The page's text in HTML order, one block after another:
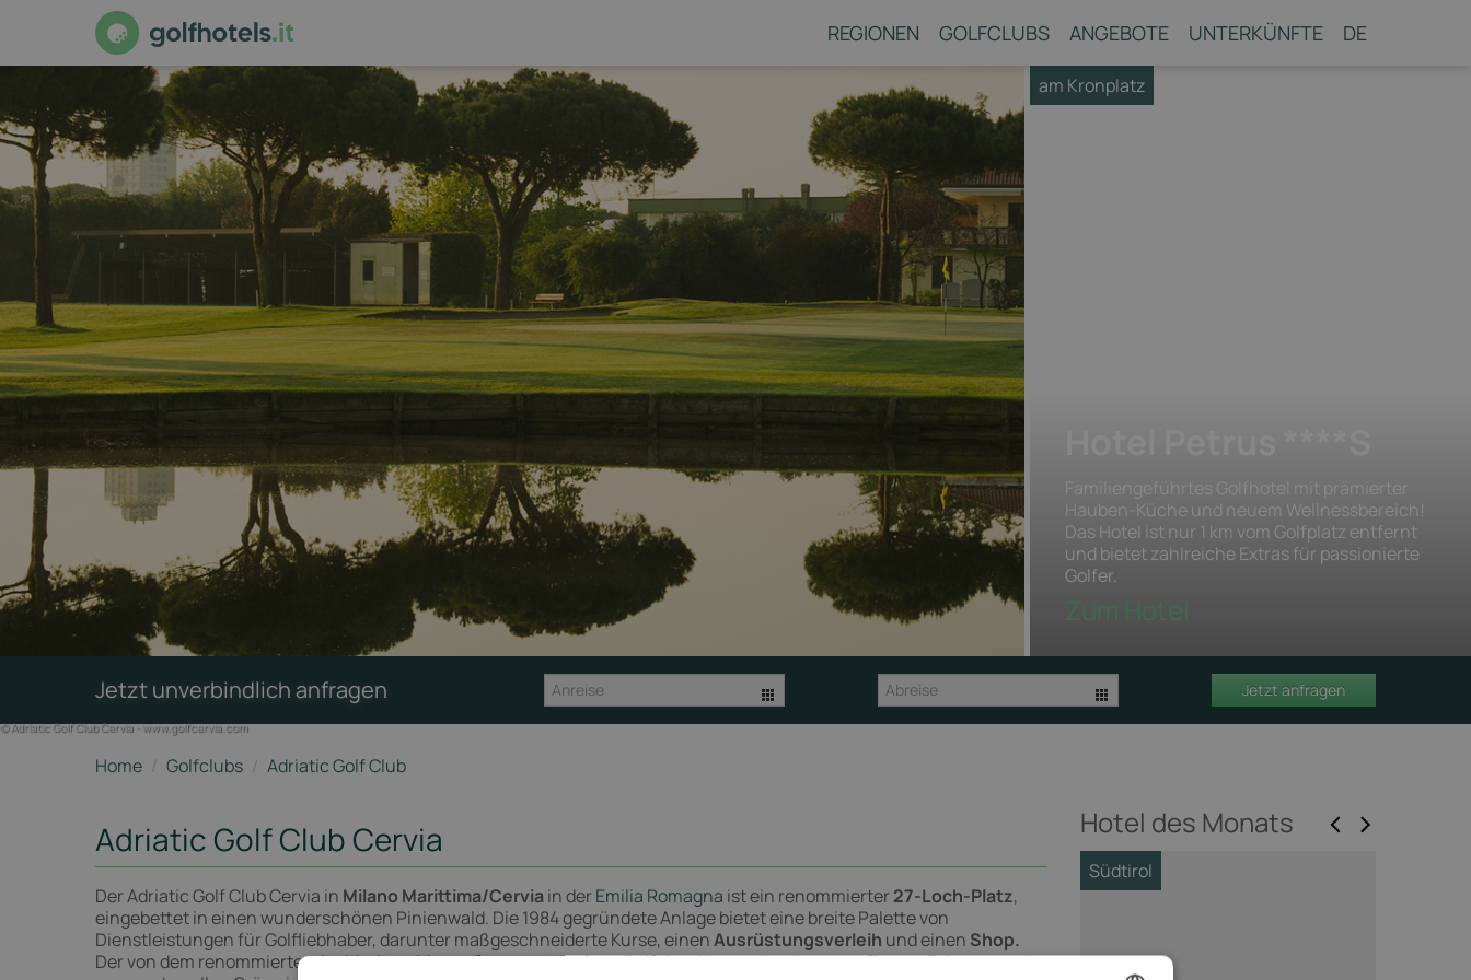
REGIONEN GOLFCLUBS ANGEBOTE UNTERKÜNFTE DE
© Adriatic Golf Club Cervia - www.golfcervia.com
am Kronplatz
Familiengeführtes Golfhotel mit prämierter
Hauben-Küche und neuem Wellnessbereich!
Das Hotel ist nur 1 km vom Golfplatz entfernt
und bietet zahlreiche Extras für passionierte
Golfer.
Zum Hotel
Jetzt unverbindlich anfragen Jetzt anfragen
Home / Golfclubs / Adriatic Golf Club
Adriatic Golf Club Cervia
Der Adriatic Golf Club Cervia in Milano Marittima/Cervia in der Emilia Romagna ist ein renommierter 27-Loch-Platz,
eingebettet in einen wunderschönen Pinienwald. Die 1984 gegründete Anlage bietet eine breite Palette von
Dienstleistungen für Golfliebhaber, darunter maßgeschneiderte Kurse, einenAusrüstungsverleih und einen Shop.
Der von dem renommierten ArchitektenMarco Crozeentworfene Golfplatz bietet mit seinen gepflegten Fairways und
Hotel des Monats < >
Abano Terme Südtirol